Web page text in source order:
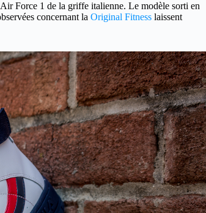
Force 1 de la griffe italienne. Le modèle sorti en
concernant la Original Fitness laissent